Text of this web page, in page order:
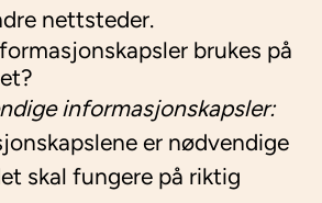
nettsteder.
brukes på
informasjonskapsler:
er nødvendige
skal fungere på riktig